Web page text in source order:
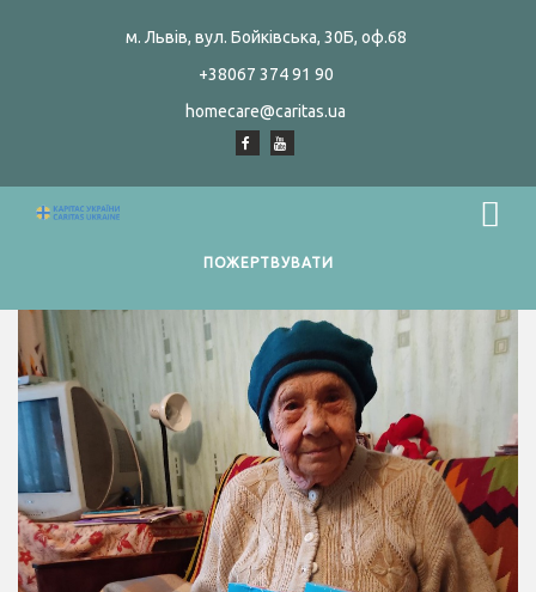
м. Львів, вул. Бойківська, 30Б, оф.68
+38067 374 91 90
homecare@caritas.ua
ПОЖЕРТВУВАТИ